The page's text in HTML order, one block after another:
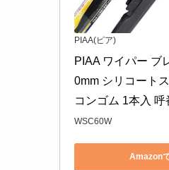
PIAA(ピア)
PIAA ワイパー ブ
0mm シリコート
コンゴム 1本入
WSC60W
Amazon